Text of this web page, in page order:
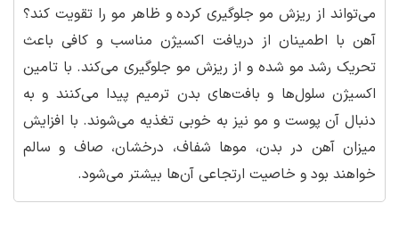
می‌تواند از ریزش مو جلوگیری کرده و ظاهر مو را تقویت کند؟
آهن با اطمینان از دریافت اکسیژن مناسب و کافی باعث
تحریک رشد مو شده و از ریزش مو جلوگیری می‌کند. با تامین
اکسیژن سلول‌ها و بافت‌های بدن ترمیم پیدا می‌کنند و به
دنبال آن پوست و مو نیز به خوبی تغذیه می‌شوند. با افزایش
میزان آهن در بدن، موها شفاف، درخشان، صاف و سالم
خواهند بود و خاصیت ارتجاعی آن‌ها بیشتر می‌شود.